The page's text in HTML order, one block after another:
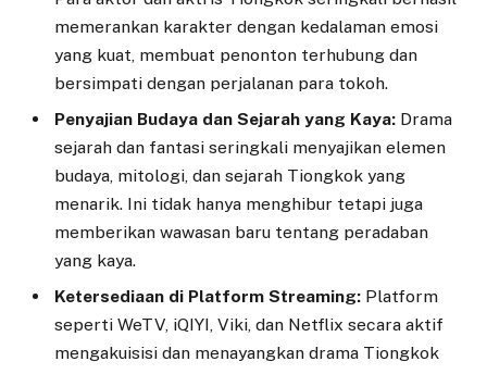
memerankan karakter dengan kedalaman emosi
yang kuat, membuat penonton terhubung dan
bersimpati dengan perjalanan para tokoh.
Penyajian Budaya dan Sejarah yang Kaya: Drama
sejarah dan fantasi seringkali menyajikan elemen
budaya, mitologi, dan sejarah Tiongkok yang
menarik. Ini tidak hanya menghibur tetapi juga
memberikan wawasan baru tentang peradaban
yang kaya.
Ketersediaan di Platform Streaming: Platform
seperti WeTV, iQIYI, Viki, dan Netflix secara aktif
mengakuisisi dan menayangkan drama Tiongkok